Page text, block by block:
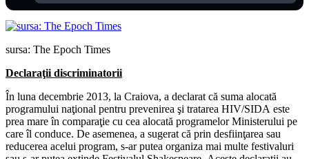
sursa: The Epoch Times
Declaraţii discriminatorii
În luna decembrie 2013, la Craiova, a declarat că suma alocată
programului naţional pentru prevenirea şi tratarea HIV/SIDA este
prea mare în comparaţie cu cea alocată programelor Ministerului pe
care îl conduce. De asemenea, a sugerat că prin desfiinţarea sau
reducerea acelui program, s-ar putea organiza mai multe festivaluri